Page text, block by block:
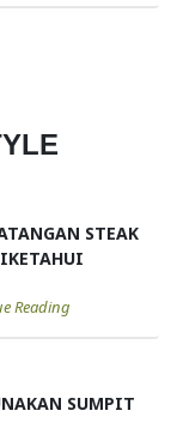
STEAK
Reading
SUMPIT